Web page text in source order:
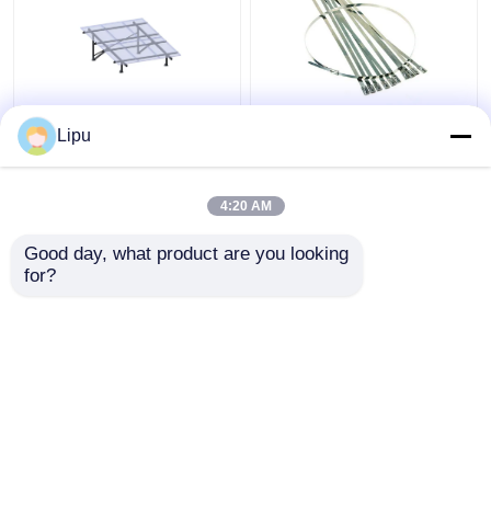
Off Grid 3kw Panel
słoneczny System
nierdzewnej Sus304 do
akcesoriów do
montażu paneli
słonecznych
Lipu
4:20 AM
Good day, what product are you looking
for?